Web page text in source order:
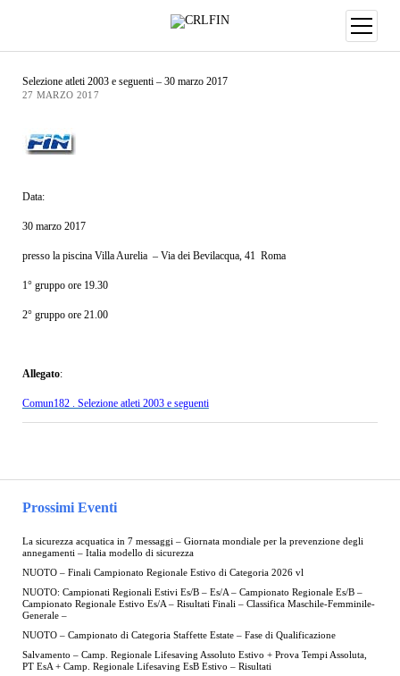
Prossimi Eventi
La sicurezza acquatica in 7 messaggi – Giornata mondiale per la prevenzione degli
annegamenti – Italia modello di sicurezza
NUOTO – Finali Campionato Regionale Estivo di Categoria 2026 vl
NUOTO: Campionati Regionali Estivi Es/B – Es/A – Campionato Regionale Es/B –
Campionato Regionale Estivo Es/A – Risultati Finali – Classifica Maschile-Femminile-
Generale –
NUOTO – Campionato di Categoria Staffette Estate – Fase di Qualificazione
Salvamento – Camp. Regionale Lifesaving Assoluto Estivo + Prova Tempi Assoluta,
PT EsA + Camp. Regionale Lifesaving EsB Estivo – Risultati
Selezione atleti 2003 e seguenti – 30 marzo 2017
27 MARZO 2017
Data:
30 marzo 2017
presso la piscina Villa Aurelia – Via dei Bevilacqua, 41 Roma
1° gruppo ore 19.30
2° gruppo ore 21.00
Allegato:
Comun182 . Selezione atleti 2003 e seguenti